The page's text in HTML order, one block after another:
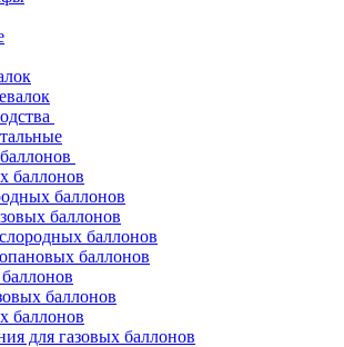
баллонов
баллонов
баллонов
баллонов
баллонов
баллонов
баллонов
для газовых баллонов